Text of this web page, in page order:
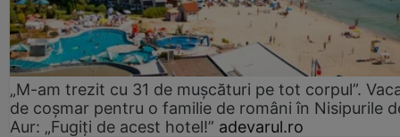
„M-am trezit cu 31 de mușcături pe tot corpul”.
de coșmar pentru o familie de români în Nisipurile
Aur: „Fugiți de acest hotel!” adevarul.ro